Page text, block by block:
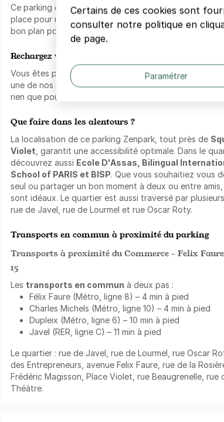
Ce parking est disponible à lalocation mensuelle.
place pour une durée prolongée avec cette offre.
bon plan pour économiser et ne plus chercher de
Rechargez votre véhicule dans ce parking !
Vous êtes passé à l'électrique ? Rechargez votre
une de nos places de parking ! Profitez d'une borne
rien que pour vous, accessible 24h/24.
Que faire dans les alentours ?
La localisation de ce parking Zenpark, tout près de
Violet , garantit une accessibilité optimale. Dans le
découvrez aussi Ecole D'Assas, Bilingual
School of PARIS et BISP. Que vous souhaitiez vous
seul ou partager un bon moment à deux ou entre
sont idéaux. Le quartier est aussi traversé par
rue de Javel, rue de Lourmel et rue Oscar Roty.
Transports en commun à proximité du parking
Transports à proximité du Commerce - Felix
15
Les transports en commun à deux pas :
Félix Faure (Métro, ligne 8) – 4 min à pied
Charles Michels (Métro, ligne 10) – 4 min à pied
Dupleix (Métro, ligne 6) – 10 min à pied
Javel (RER, ligne C) – 11 min à pied
Le quartier : rue de Javel, rue de Lourmel, rue Oscar
des Entrepreneurs, avenue Felix Faure, rue de la
Frédéric Magisson, Place Violet, rue Beaugrenelle, rue
Théâtre.
Certains de ces cookies sont
consulter notre politique en
de page.
Paramétrer